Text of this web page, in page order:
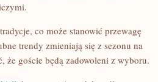
co może stanowić przewagę
trendy zmieniają się z sezonu na
że goście będą zadowoleni z wyboru.